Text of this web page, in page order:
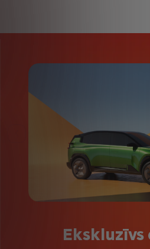
Ekskluzīvs